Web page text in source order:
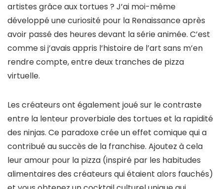
artistes grâce aux tortues ? J’ai moi-même
développé une curiosité pour la Renaissance après
avoir passé des heures devant la série animée. C’est
comme si j’avais appris l’histoire de l’art sans m’en
rendre compte, entre deux tranches de pizza
virtuelle.
Les créateurs ont également joué sur le contraste
entre la lenteur proverbiale des tortues et la rapidité
des ninjas. Ce paradoxe crée un effet comique qui a
contribué au succès de la franchise. Ajoutez à cela
leur amour pour la pizza (inspiré par les habitudes
alimentaires des créateurs qui étaient alors fauchés)